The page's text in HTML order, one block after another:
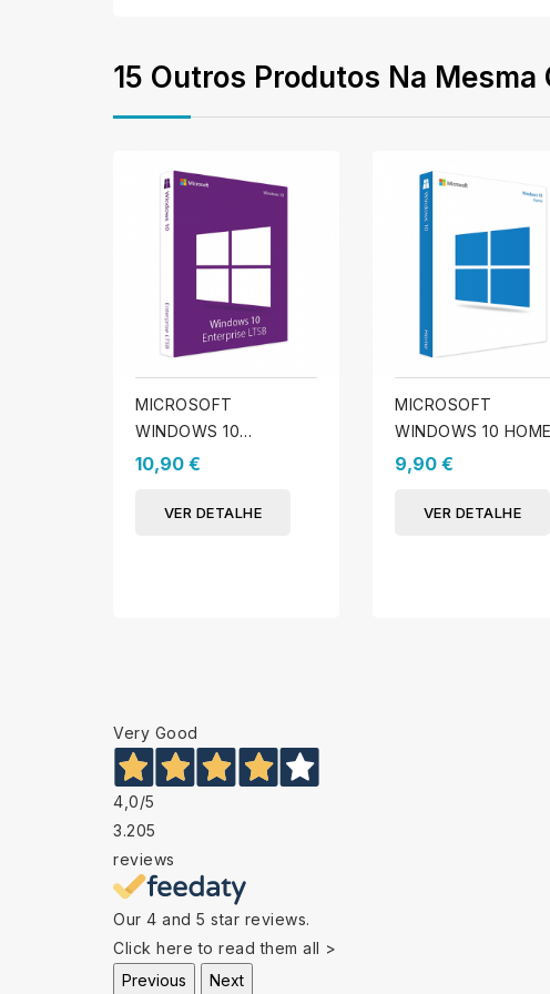
15 Outros Produtos Na Mesma
MICROSOFT
WINDOWS 10
ENTERPRISE LTSB
10,90 €
VER DETALHE
MICROSOFT
WINDOWS 10 HOME
9,90 €
VER DETALHE
Very Good
4,0/5
3.205
reviews
Our 4 and 5 star reviews.
Click here to read them all >
Previous
Next